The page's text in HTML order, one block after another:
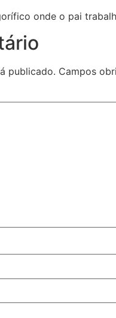
onde o pai
publicado. Campos